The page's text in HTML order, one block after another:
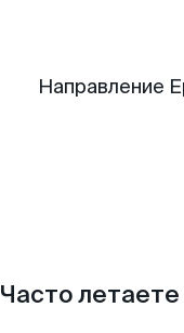
Направление
Часто